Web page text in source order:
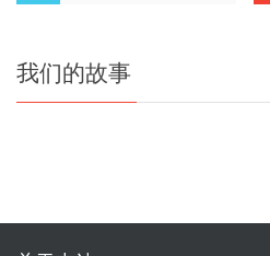
我们的故事